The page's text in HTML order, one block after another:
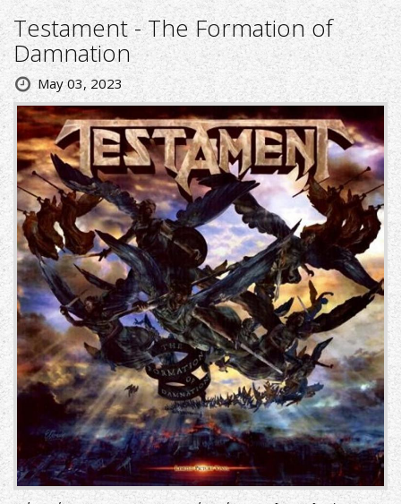
Testament - The Formation of
Damnation
May 03, 2023